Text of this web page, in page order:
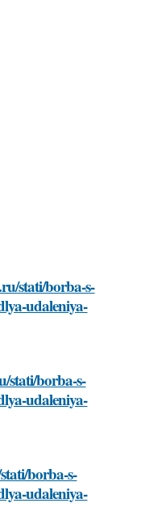
stati/borba-s-
udaleniya-
stati/borba-s-
udaleniya-
borba-s-
udaleniya-